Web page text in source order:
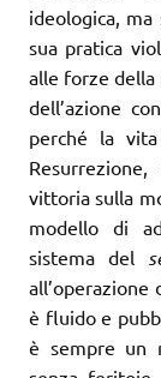
ideologica,
sua pratica
alle forze della
dell’azione
perché la
vittoria sulla
modello di
sistema del
è fluido e
è sempre un